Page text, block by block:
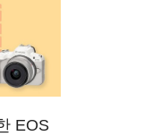
EOS